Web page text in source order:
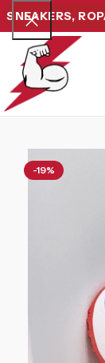
ROPA Y
-19%